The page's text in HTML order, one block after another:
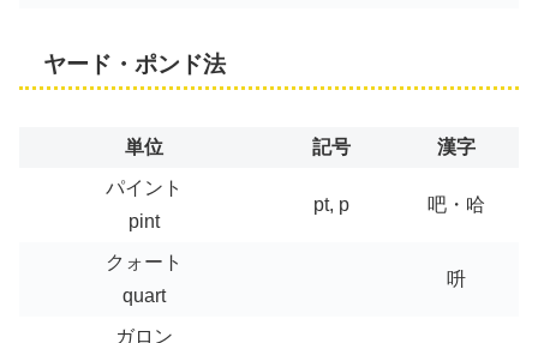
ヤード・ポンド法
単位 記号
漢字
パイント
pint
pt, p 吧・哈
クォート
quart
呏
ガロン